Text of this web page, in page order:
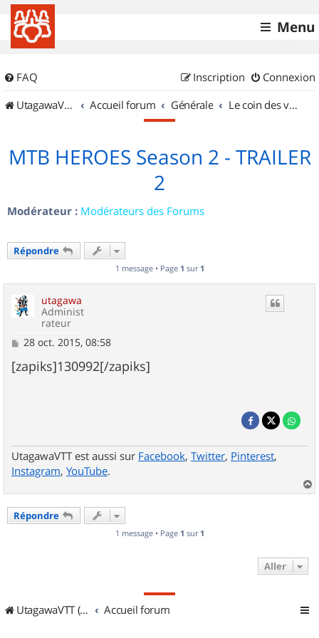
Menu
FAQ Connexion
Inscription
UtagawaVTT (Randos VTT et VTTAE avec traces GPS)
Accueil forum Générale Le coin des vidéastes
MTB HEROES Season 2 - TRAILER
2
Modérateur : Modérateurs des Forums
Répondre
1 message • Page 1 sur 1
utagawa
Administ
rateur
M
s
s
28 oct. 2015, 08:58
[zapiks]130992[/zapiks]
UtagawaVTT est aussi sur Facebook, Twitter, Pinterest,
Instagram, YouTube.
a
Répondre
1 message • Page 1 sur 1
Aller
UtagawaVTT (Randos VTT et VTTAE avec traces GPS) Accueil forum